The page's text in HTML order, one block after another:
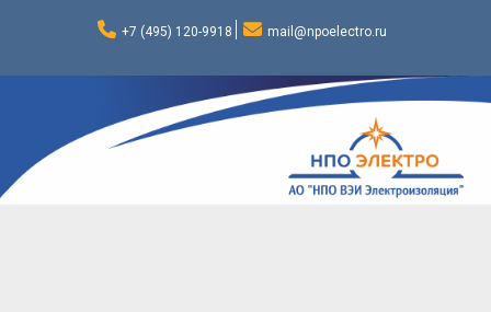
+7 (495) 120-9918 mail@npoelectro.ru